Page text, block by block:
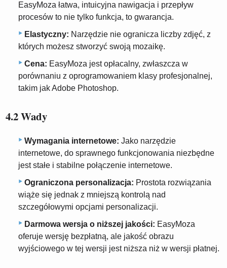
EasyMoza łatwa, intuicyjna nawigacja i przepływ
procesów to nie tylko funkcja, to gwarancja.
Elastyczny: Narzędzie nie ogranicza liczby zdjęć, z
których możesz stworzyć swoją mozaikę.
Cena: EasyMoza jest opłacalny, zwłaszcza w
porównaniu z oprogramowaniem klasy profesjonalnej,
takim jak Adobe Photoshop.
4.2 Wady
Wymagania internetowe: Jako narzędzie
internetowe, do sprawnego funkcjonowania niezbędne
jest stałe i stabilne połączenie internetowe.
Ograniczona personalizacja: Prostota rozwiązania
wiąże się jednak z mniejszą kontrolą nad
szczegółowymi opcjami personalizacji.
Darmowa wersja o niższej jakości: EasyMoza
oferuje wersję bezpłatną, ale jakość obrazu
wyjściowego w tej wersji jest niższa niż w wersji płatnej.